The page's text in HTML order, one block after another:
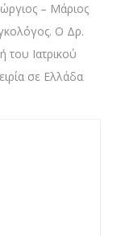
– Μάριος
Ο Δρ.
του Ιατρικού
σε Ελλάδα